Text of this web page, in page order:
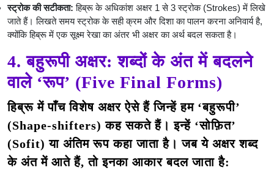
स्ट्रोक की सटीकता: हिब्रू के अधिकांश अक्षर 1 से 3 स्ट्रोक (Strokes) में लिखे
जाते हैं। लिखते समय स्ट्रोक के सही क्रम और दिशा का पालन करना अनिवार्य है,
क्योंकि हिब्रू में एक सूक्ष्म रेखा का अंतर भी अक्षर का अर्थ बदल सकता है।
4. बहुरूपी अक्षर: शब्दों के अंत में बदलने
वाले ‘रूप’ (Five Final Forms)
हिब्रू में पाँच विशेष अक्षर ऐसे हैं जिन्हें हम ‘बहुरूपी’
(Shape-shifters) कह सकते हैं। इन्हें ‘सोफ़ित’
(Sofit) या अंतिम रूप कहा जाता है। जब ये अक्षर शब्द
के अंत में आते हैं, तो इनका आकार बदल जाता है: